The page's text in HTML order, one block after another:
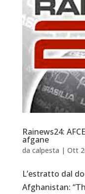
Rainews24:
afgane
da calpesta | Ott
L’estratto dal
Afghanistan: